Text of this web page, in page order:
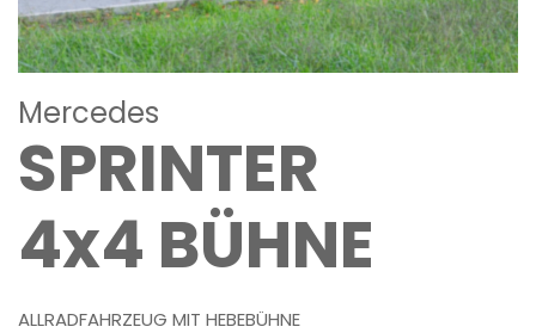
Mercedes
SPRINTER
4x4 BÜHNE
ALLRADFAHRZEUG MIT HEBEBÜHNE